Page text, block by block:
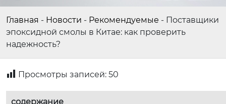
Главная - Новости - Рекомендуемые - Поставщики
эпоксидной смолы в Китае: как проверить
надежность?
Просмотры записей: 50
содержание